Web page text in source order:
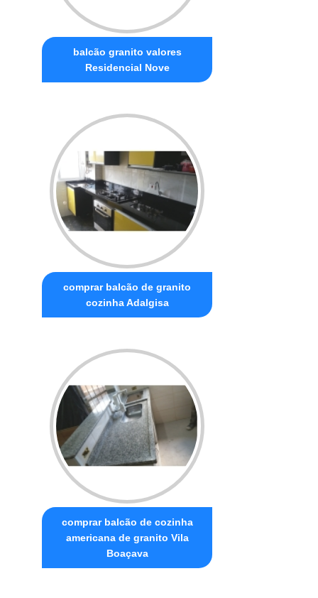
balcão granito valores
Residencial Nove
comprar balcão de granito
cozinha Adalgisa
comprar balcão de cozinha
americana de granito Vila
Boaçava